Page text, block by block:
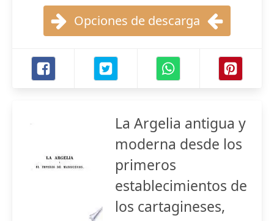
Opciones de descarga
La Argelia antigua y
moderna desde los
primeros
establecimientos de
los cartagineses,